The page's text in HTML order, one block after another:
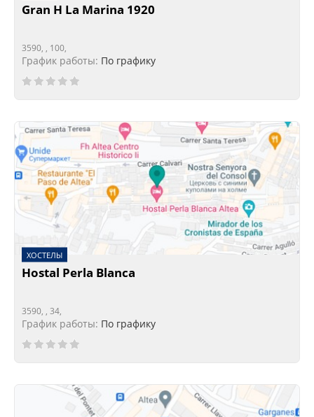
Gran H La Marina 1920
3590, , 100,
График работы: По графику
ХОСТЕЛЫ
Hostal Perla Blanca
3590, , 34,
График работы: По графику